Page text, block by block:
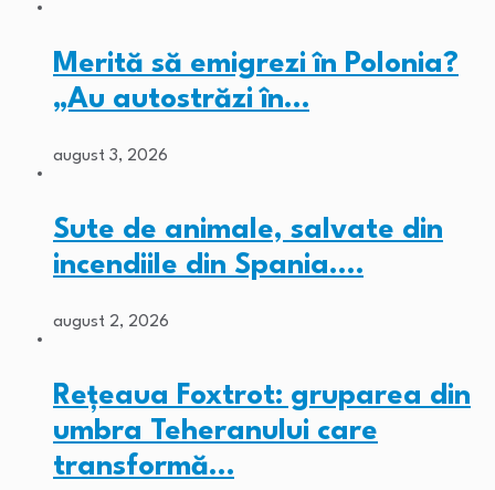
Merită să emigrezi în Polonia?
„Au autostrăzi în…
august 3, 2026
Sute de animale, salvate din
incendiile din Spania.…
august 2, 2026
Rețeaua Foxtrot: gruparea din
umbra Teheranului care
transformă…